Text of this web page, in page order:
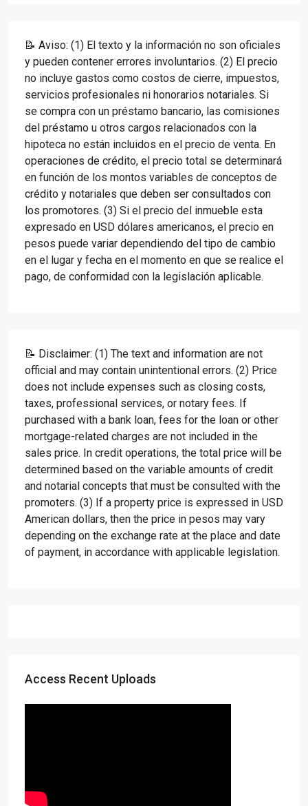
📝 Aviso: (1) El texto y la información no son oficiales
y pueden contener errores involuntarios. (2) El precio
no incluye gastos como costos de cierre, impuestos,
servicios profesionales ni honorarios notariales. Si
se compra con un préstamo bancario, las comisiones
del préstamo u otros cargos relacionados con la
hipoteca no están incluidos en el precio de venta. En
operaciones de crédito, el precio total se determinará
en función de los montos variables de conceptos de
crédito y notariales que deben ser consultados con
los promotores. (3) Si el precio del inmueble esta
expresado en USD dólares americanos, el precio en
pesos puede variar dependiendo del tipo de cambio
en el lugar y fecha en el momento en que se realice el
pago, de conformidad con la legislación aplicable.
📝 Disclaimer: (1) The text and information are not
official and may contain unintentional errors. (2) Price
does not include expenses such as closing costs,
taxes, professional services, or notary fees. If
purchased with a bank loan, fees for the loan or other
mortgage-related charges are not included in the
sales price. In credit operations, the total price will be
determined based on the variable amounts of credit
and notarial concepts that must be consulted with the
promoters. (3) If a property price is expressed in USD
American dollars, then the price in pesos may vary
depending on the exchange rate at the place and date
of payment, in accordance with applicable legislation.
Access Recent Uploads